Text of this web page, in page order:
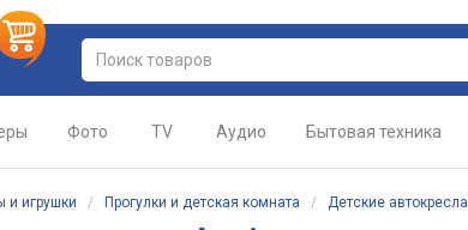
Фото TV Аудио Бытовая техника
и игрушки / Прогулки и детская комната / Детские автокресла